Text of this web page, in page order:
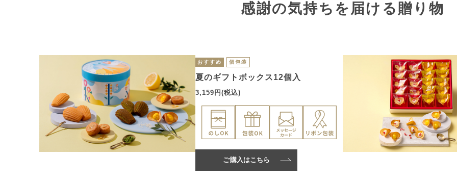
感謝の気持ちを届ける贈り物
おすすめ 個包装
夏のギフトボックス12個入
3,159円(税込)
ご購入はこちら